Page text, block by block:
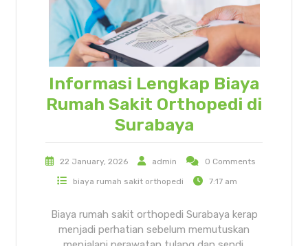
Informasi Lengkap Biaya
Rumah Sakit Orthopedi di
Surabaya
22 January, 2026 admin 0 Comments
biaya rumah sakit orthopedi 7:17 am
Biaya rumah sakit orthopedi Surabaya kerap
menjadi perhatian sebelum memutuskan